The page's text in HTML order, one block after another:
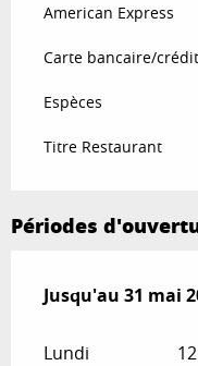
American Express
Carte bancaire/crédit
Espèces
Titre Restaurant
Périodes
Du1 juin 2026au
Jusqu'au 31 mai
Lundi